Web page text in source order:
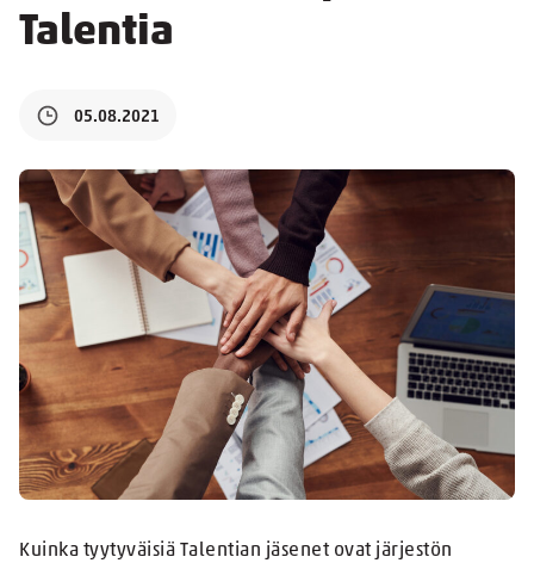
Talentia
05.08.2021
Kuinka tyytyväisiä Talentian jäsenet ovat järjestön